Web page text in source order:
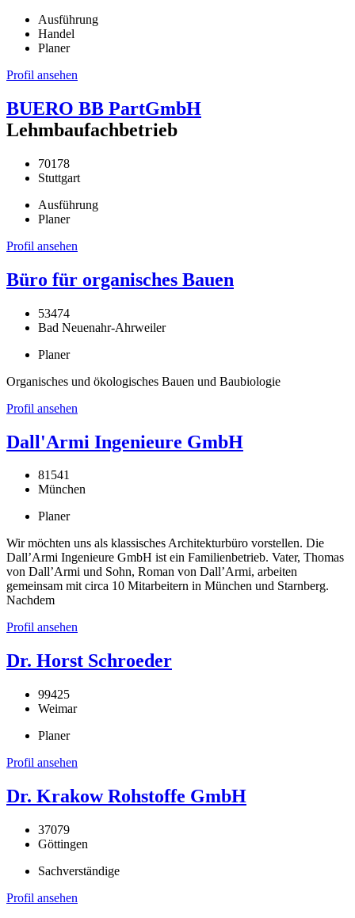
Ausführung
Handel
Planer
Profil ansehen
BUERO BB PartGmbH
Lehmbaufachbetrieb
70178
Stuttgart
Ausführung
Planer
Profil ansehen
Büro für organisches Bauen
53474
Bad Neuenahr-Ahrweiler
Planer
Organisches und ökologisches Bauen und Baubiologie
Profil ansehen
Dall'Armi Ingenieure GmbH
81541
München
Planer
Wir möchten uns als klassisches Architekturbüro vorstellen. Die
Dall’Armi Ingenieure GmbH ist ein Familienbetrieb. Vater, Thomas
von Dall’Armi und Sohn, Roman von Dall’Armi, arbeiten
gemeinsam mit circa 10 Mitarbeitern in München und Starnberg.
Nachdem
Profil ansehen
Dr. Horst Schroeder
99425
Weimar
Planer
Profil ansehen
Dr. Krakow Rohstoffe GmbH
37079
Göttingen
Sachverständige
Profil ansehen